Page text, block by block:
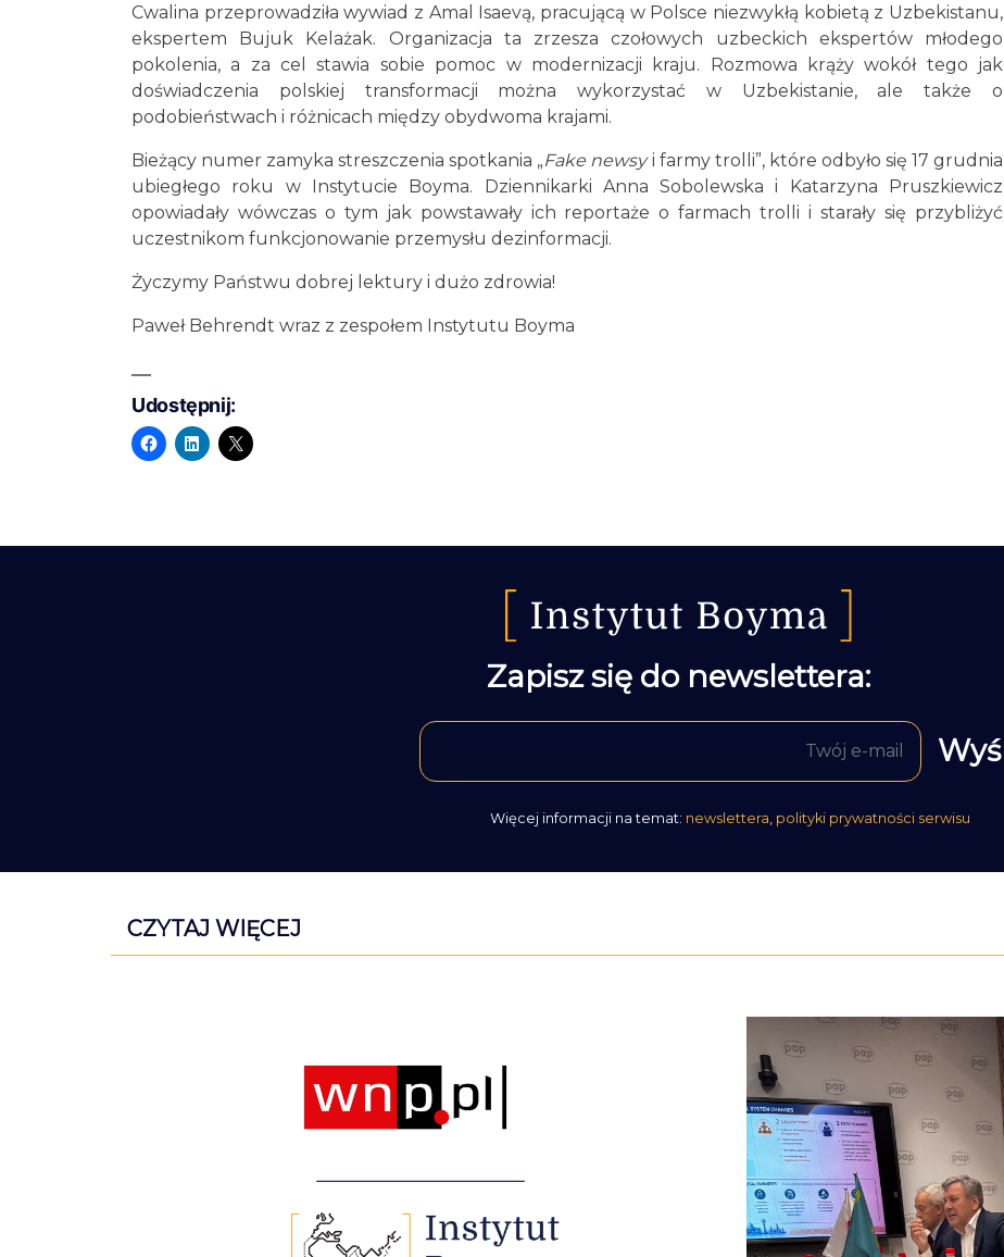
Cwalina przeprowadziła wywiad z Amal Isaevą, pracującą w Polsce niezwykłą kobietą z Uzbekistanu,
ekspertem Bujuk Kelażak. Organizacja ta zrzesza czołowych uzbeckich ekspertów młodego
pokolenia, a za cel stawia sobie pomoc w modernizacji kraju. Rozmowa krąży wokół tego jak
doświadczenia polskiej transformacji można wykorzystać w Uzbekistanie, ale także o
podobieństwach i różnicach między obydwoma krajami.
Bieżący numer zamyka streszczenia spotkania „Fake newsyi farmy trolli”, które odbyło się 17 grudnia
ubiegłego roku w Instytucie Boyma. Dziennikarki Anna Sobolewska i Katarzyna Pruszkiewicz
opowiadały wówczas o tym jak powstawały ich reportaże o farmach trolli i starały się przybliżyć
uczestnikom funkcjonowanie przemysłu dezinformacji.
Życzymy Państwu dobrej lektury i dużo zdrowia!
Paweł Behrendt wraz z zespołem Instytutu Boyma
Udostępnij:
Zapisz się do newslettera:
Więcej informacji na temat: newslettera, polityki prywatności serwisu
CZYTAJ WIĘCEJ